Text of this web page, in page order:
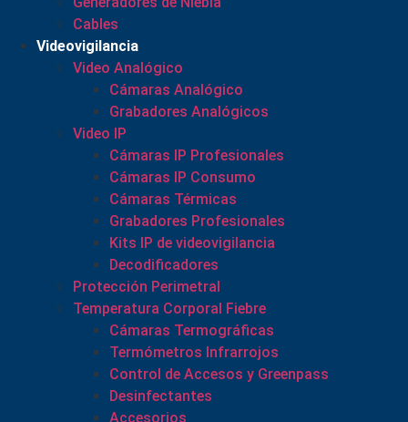
Cables
Videovigilancia
Video Analógico
Cámaras Analógico
Grabadores Analógicos
Video IP
Cámaras IP Profesionales
Cámaras IP Consumo
Cámaras Térmicas
Grabadores Profesionales
Kits IP de videovigilancia
Decodificadores
Protección Perimetral
Temperatura Corporal Fiebre
Cámaras Termográficas
Termómetros Infrarrojos
Control de Accesos y Greenpass
Desinfectantes
Accesorios